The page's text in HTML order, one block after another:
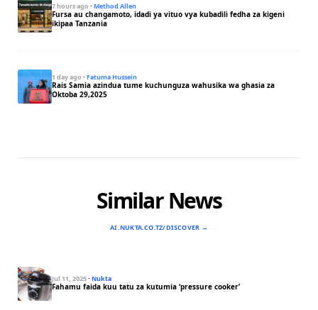
7 hours ago · Method Allen
Fursa au changamoto, idadi ya vituo vya kubadili fedha za kigeni
ikipaa Tanzania
1 day ago · Fatuma Hussein
Rais Samia azindua tume kuchunguza wahusika wa ghasia za
Oktoba 29,2025
Similar News
AI.NUKTA.CO.TZ/DISCOVER →
Jul 11, 2025· Nukta
Fahamu faida kuu tatu za kutumia ‘pressure cooker’